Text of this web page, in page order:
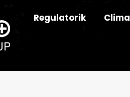
Regulatorik